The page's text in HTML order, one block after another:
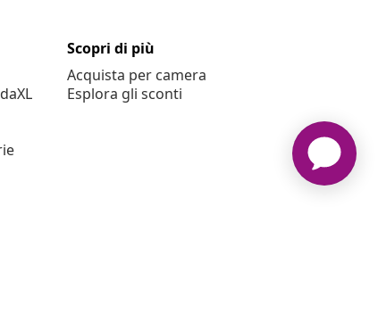
Scopri di più
Acquista per camera
Esplora gli sconti